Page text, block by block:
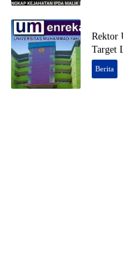
Rektor
Target
Berita